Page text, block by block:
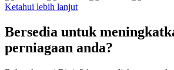
Ketahui lebih lanjut
Bersedia untuk
perniagaan anda?